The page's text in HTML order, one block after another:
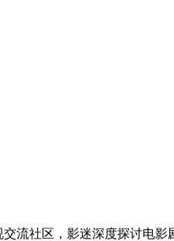
流社区，影迷深度探讨电